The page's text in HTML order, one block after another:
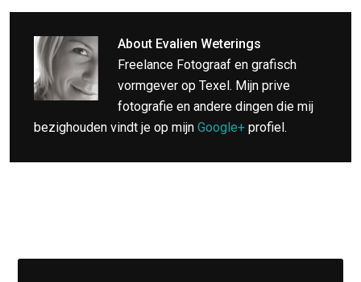
About Evalien Weterings
Freelance Fotograaf en grafisch
vormgever op Texel. Mijn prive
fotografie en andere dingen die mij
bezighouden vindt je op mijnGoogle+ profiel.